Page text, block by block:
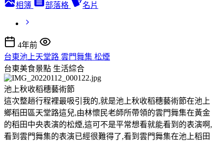
相簿 部落格 名片
4年前
台東池上天堂路 雲門舞集 松煙
台東美食景點 生活綜合
池上秋收稻穗藝術節
這次整趟行程裡最吸引我的,就是池上秋收稻穗藝術節在池上
鄉稻田區天堂路這兒,由林懷民老師所帶領的雲門舞集在黃金
的稻田中央表演的松煙,這可不是平常想看就能看到的表演啊,
看到雲門舞集的表演已經很難得了,看到雲門舞集在池上稻田